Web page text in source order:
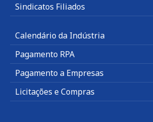
Sindicatos Filiados
Calendário da Indústria
Pagamento RPA
Pagamento a Empresas
Licitações e Compras